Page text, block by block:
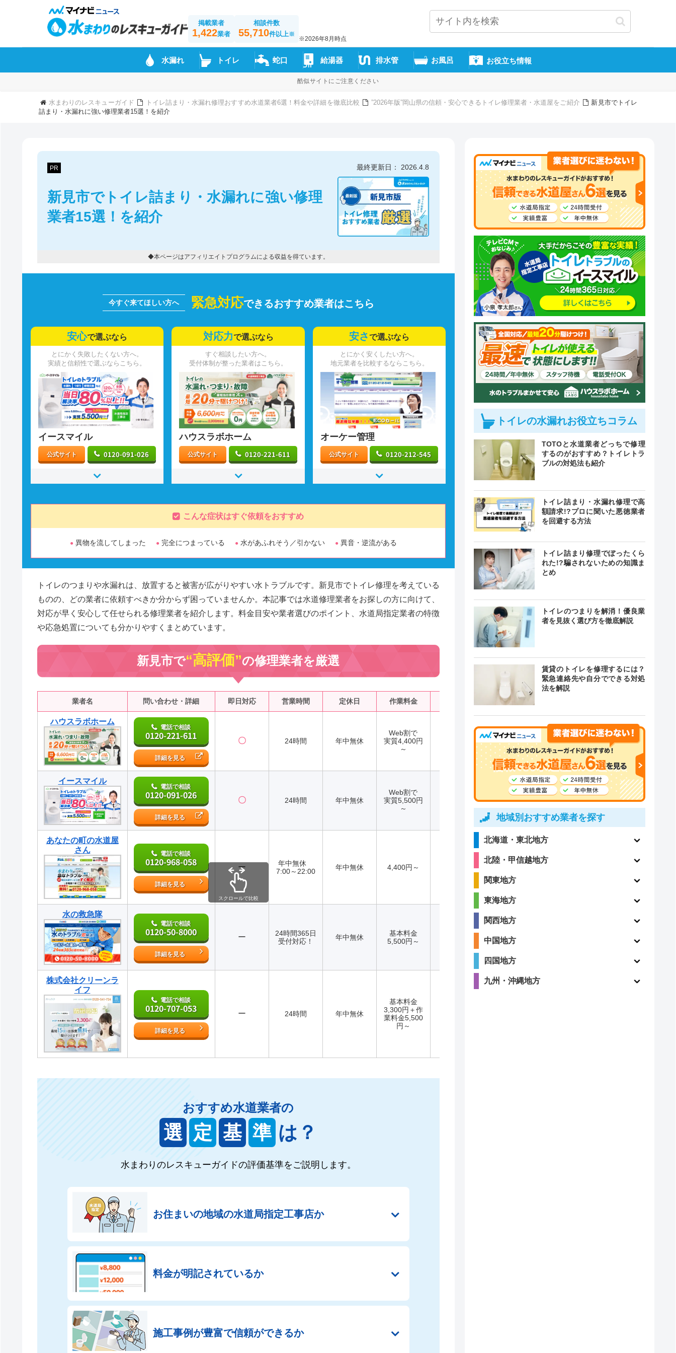
掲載業者
1,422業者
相談件数
55,710件以上※
※2026年8月時点
水漏れ トイレ 蛇口 給湯器 排水管 お風呂 お役立ち情報
酷似サイトにご注意ください
水まわりのレスキューガイド トイレ詰まり・水漏れ修理おすすめ水道業者6選！料金や詳細を徹底比較 ”2026年版”岡山県の信頼・安心できるトイレ修理業者・水道屋をご紹介
新見市でトイレ
詰まり・水漏れに強い修理業者15選！を紹介
PR
新見市でトイレ詰まり・水漏れに強い修理
業者15選！を紹介
最終更新日： 2026.4.8
◆本ページはアフィリエイトプログラムによる収益を得ています。
緊急対応できるおすすめ業者はこちら
安心で選ぶなら
とにかく失敗したくない方へ。
実績と信頼性で選ぶならこちら。
イースマイル
公式サイト 0120-091-026
対応力で選ぶなら
すぐ相談したい方へ。
受付体制が整った業者はこちら。
ハウスラボホーム
公式サイト 0120-221-611
安さで選ぶなら
とにかく安くしたい方へ。
地元業者を比較するならこちら。
オーケー管理
公式サイト 0120-212-545
こんな症状はすぐ依頼をおすすめ
異物を流してしまった 完全につまっている 水があふれそう／引かない 異音・逆流がある
トイレのつまりや水漏れは、放置すると被害が広がりやすい水トラブルです。新見市でトイレ修理を考えている
ものの、どの業者に依頼すべきか分からず困っていませんか。本記事では水道修理業者をお探しの方に向けて、
対応が早く安心して任せられる修理業者を紹介します。料金目安や業者選びのポイント、水道局指定業者の特徴
や応急処置についても分かりやすくまとめています。
新見市で“高評価”の修理業者を厳選
業者名 問い合わせ・詳細 即日対応 営業時間 定休日 作業料金 クチコミ
ハウスラボホーム
電話で相談
0120-221-611
詳細を見る
〇 24時間 年中無休
Web割で
実質4,400円
～
ー
イースマイル
電話で相談
0120-091-026
詳細を見る
〇 24時間 年中無休
Web割で
実質5,500円
～
4.1
あなたの町の水道屋
さん
電話で相談
0120-968-058
詳細を見る
ー
年中無休
7:00～22:00
年中無休 4,400円～
水の救急隊
電話で相談
0120-50-8000
詳細を見る
ー
24時間365日
受付対応！
年中無休
基本料金
5,500円～
株式会社クリーンラ
イフ
電話で相談
0120-707-053
詳細を見る
ー 24時間 年中無休
基本料金
3,300円＋作
業料金5,500
円～
スクロールで比較
おすすめ水道業者の
選 定 基 準 は？
水まわりのレスキューガイドの評価基準をご説明します。
お住まいの地域の水道局指定工事店か
料金が明記されているか
施工事例が豊富で信頼ができるか
トイレの水漏れお役立ちコラム
TOTOと水道業者どっちで修理
するのがおすすめ？トイレトラ
ブルの対処法も紹介
トイレ詰まり・水漏れ修理で高
額請求!?プロに聞いた悪徳業者
を回避する方法
トイレ詰まり修理でぼったくら
れた!?騙されないための知識ま
とめ
トイレのつまりを解消！優良業
者を見抜く選び方を徹底解説
賃貸のトイレを修理するには？
緊急連絡先や自分でできる対処
法を解説
地域別おすすめ業者を探す
北海道・東北地方
北陸・甲信越地方
関東地方
東海地方
関西地方
中国地方
四国地方
九州・沖縄地方